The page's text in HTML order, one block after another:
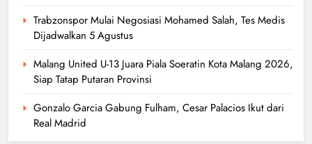
Trabzonspor Mulai Negosiasi Mohamed Salah, Tes Medis
Dijadwalkan 5 Agustus
Malang United U-13 Juara Piala Soeratin Kota Malang 2026,
Siap Tatap Putaran Provinsi
Gonzalo Garcia Gabung Fulham, Cesar Palacios Ikut dari
Real Madrid